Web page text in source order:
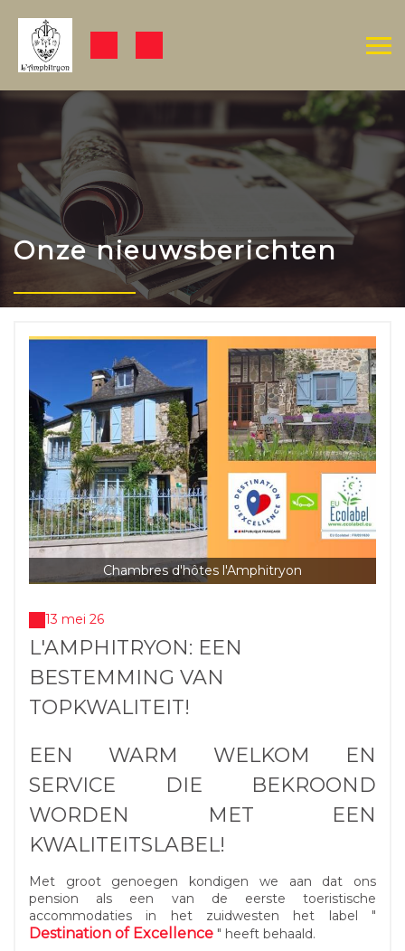
Onze nieuwsberichten
Chambres d'hôtes l'Amphitryon
13 mei 26
L'AMPHITRYON: EEN
BESTEMMING VAN
TOPKWALITEIT!
EEN WARM WELKOM EN
SERVICE DIE BEKROOND
WORDEN MET EEN
KWALITEITSLABEL!
Met groot genoegen kondigen we aan dat ons
pension als een van de eerste toeristische
accommodaties in het zuidwesten het label "
Destination of Excellence " heeft behaald.